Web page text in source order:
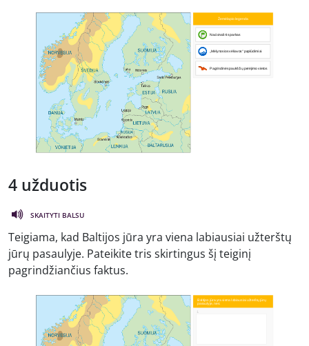
4 užduotis
SKAITYTI BALSU
Teigiama, kad Baltijos jūra yra viena labiausiai užterštų
jūrų pasaulyje. Pateikite tris skirtingus šį teiginį
pagrindžiančius faktus.